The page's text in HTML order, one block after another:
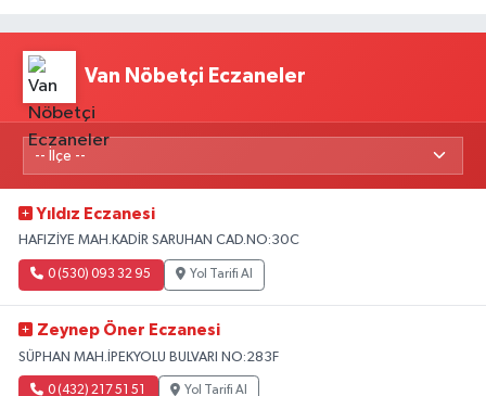
Van Nöbetçi Eczaneler
Yıldız Eczanesi
HAFIZİYE MAH.KADİR SARUHAN CAD.NO:30C
0 (530) 093 32 95 Yol Tarifi Al
Zeynep Öner Eczanesi
SÜPHAN MAH.İPEKYOLU BULVARI NO:283F
0 (432) 217 51 51 Yol Tarifi Al